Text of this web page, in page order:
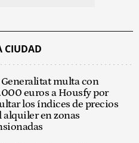
CIUDAD
Generalitat multa con
euros a Housfy por
los índices de precios
alquiler en zonas